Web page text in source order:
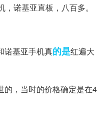
诺基亚直板，八百多。
诺基亚手机真的是红遍大
的，当时的价格确定是在4